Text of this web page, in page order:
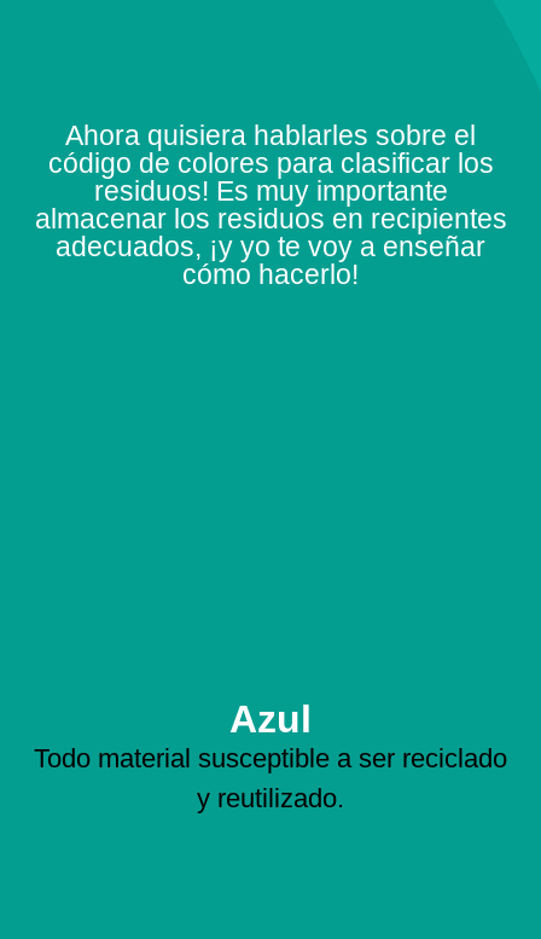
Ahora quisiera hablarles sobre el
código de colores para clasificar los
residuos! Es muy importante
almacenar los residuos en recipientes
adecuados, ¡y yo te voy a enseñar
cómo hacerlo!
Azul
Todo material susceptible a ser reciclado
y reutilizado.